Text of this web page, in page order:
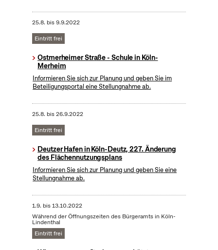
25.8. bis9.9.2022
Eintritt frei
Ostmerheimer Straße - Schule in Köln-
Merheim
Informieren Sie sich zur Planung und geben Sie im
Beteiligungsportal eine Stellungnahme ab.
25.8. bis26.9.2022
Eintritt frei
Deutzer Hafen in Köln-Deutz, 227. Änderung
des Flächennutzungsplans
Informieren Sie sich zur Planung und geben Sie eine
Stellungnahme ab.
1.9. bis13.10.2022
Während der Öffnungszeiten des Bürgeramts in Köln-
Lindenthal
Eintritt frei